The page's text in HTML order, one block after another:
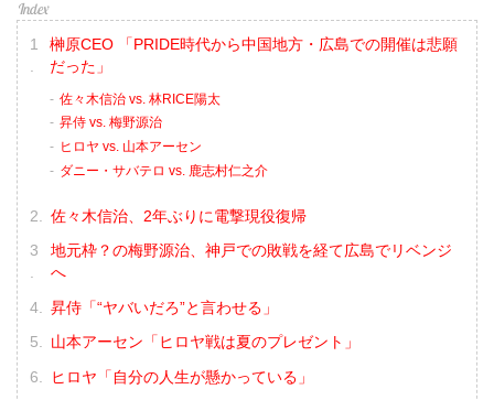
榊原CEO 「PRIDE時代から中国地方・広島での開催は悲願
だった」
佐々木信治 vs. 林RICE陽太
昇侍 vs. 梅野源治
ヒロヤ vs. 山本アーセン
ダニー・サバテロ vs. 鹿志村仁之介
佐々木信治、2年ぶりに電撃現役復帰
地元枠？の梅野源治、神戸での敗戦を経て広島でリベンジ
へ
昇侍「“ヤバいだろ”と言わせる」
山本アーセン「ヒロヤ戦は夏のプレゼント」
ヒロヤ「自分の人生が懸かっている」